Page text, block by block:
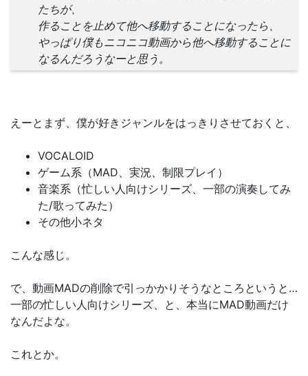
たちが、
作ることを止めて他へ移動することになったら、
やっぱり僕もニコニコ動画から他へ移動することに
なるんだろうなーと思う。
えーとまず、僕が好きジャンルをはっきりさせておくと、
VOCALOID
ゲーム系（MAD、実況、制限プレイ）
音楽系（忙しい人向けシリーズ、一部の演奏してみ
た/歌ってみた）
その他小ネタ
こんな感じ。
で、動画MADの削除で引っかかりそうなところというと…
一部の忙しい人向けシリーズ、と、本当にMAD動画だけ
なんだよな。
これとか。